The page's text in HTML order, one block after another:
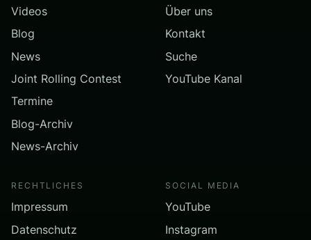
Videos
Blog
News
Joint Rolling Contest
Termine
Blog-Archiv
News-Archiv
Über uns
Kontakt
Suche
YouTube Kanal
RECHTLICHES
Impressum
Datenschutz
SOCIAL MEDIA
YouTube
Instagram